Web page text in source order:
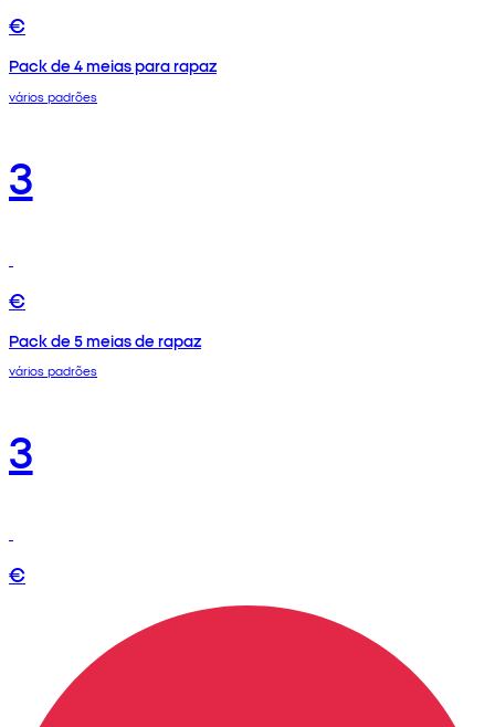
€
Pack de 4 meias para rapaz
vários padrões
3
€
Pack de 5 meias de rapaz
vários padrões
3
€